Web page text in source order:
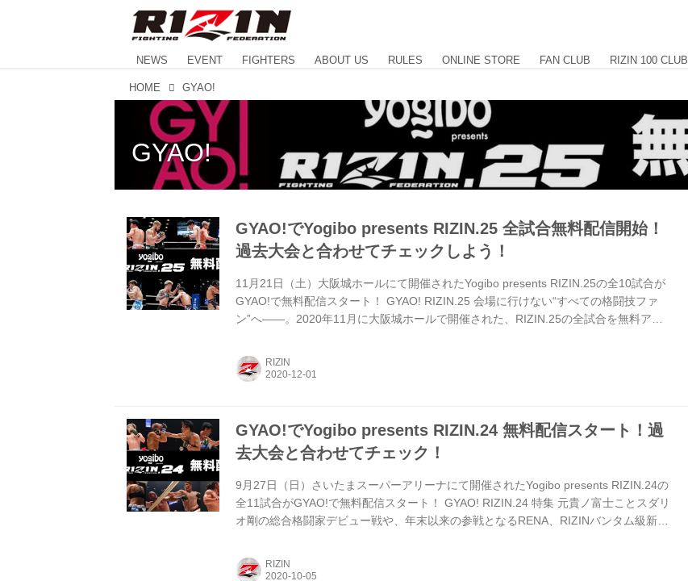
NEWS EVENT FIGHTERS ABOUT US RULES ONLINE STORE FAN CLUB RIZIN 100 CLUB
HOME GYAO!
GYAO!
GYAO!でYogibo presents RIZIN.25 全試合無料配信開始！
過去大会と合わせてチェックしよう！
11月21日（土）大阪城ホールにて開催されたYogibo presents RIZIN.25の全10試合が
GYAO!で無料配信スタート！ GYAO! RIZIN.25 会場に行けない“すべての格闘技ファ
ン”へ――。2020年11月に大阪城ホールで開催された、RIZIN.25の全試合を無料アー
チをはじめ、8月以来の復帰戦となった扇久保博正と勢いに乗る瀧澤謙太のバンタム級
対決、連敗脱出を賭けて挑んだ大雅や、テコンドー界から初参戦となた江畑秀範な
RIZIN
GYAO!でYogibo presents RIZIN.24 無料配信スタート！過
去大会と合わせてチェック！
9月27日（日）さいたまスーパーアリーナにて開催されたYogibo presents RIZIN.24の
全11試合がGYAO!で無料配信スタート！ GYAO! RIZIN.24 特集 元貴ノ富士ことスダリ
オ剛の総合格闘家デビュー戦や、年末以来の参戦となるRENA、RIZINバンタム級新王
カードなど、激戦となった試合の数々をGYAO!で振り返ろう！ RIZIN.24 特集｜無料
動画｜GYAO![ギャオ] 会場に行けない“すべての格闘技ファン”へ――。2020年9月にさ
RIZIN